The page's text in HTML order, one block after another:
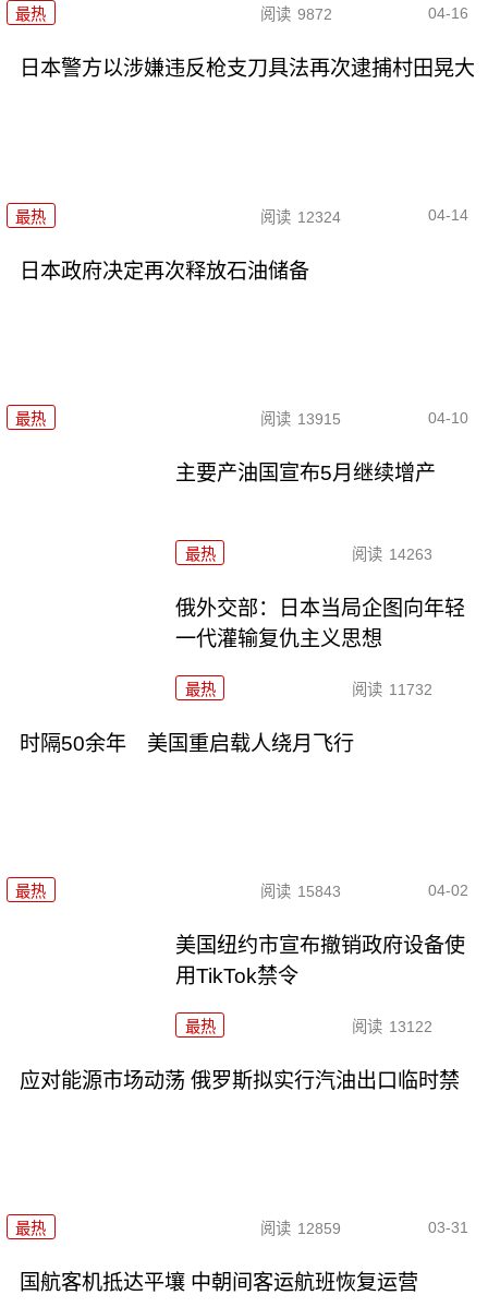
最热 阅读 9872 04-16
日本警方以涉嫌违反枪支刀具法再次逮捕村田晃大
最热 阅读 12324 04-14
日本政府决定再次释放石油储备
最热 阅读 13915 04-10
主要产油国宣布5月继续增产
最热 阅读 14263
俄外交部：日本当局企图向年轻
一代灌输复仇主义思想
最热 阅读 11732
时隔50余年 美国重启载人绕月飞行
最热 阅读 15843 04-02
美国纽约市宣布撤销政府设备使
用TikTok禁令
最热 阅读 13122
应对能源市场动荡 俄罗斯拟实行汽油出口临时禁
最热 阅读 12859 03-31
国航客机抵达平壤 中朝间客运航班恢复运营